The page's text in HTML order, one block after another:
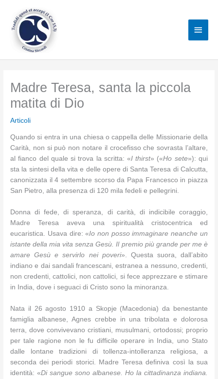
contenuto
Madre Teresa, santa la piccola
matita di Dio
Articoli
Quando si entra in una chiesa o cappella delle Missionarie della
Carità, non si può non notare il crocefisso che sovrasta l’altare,
al fianco del quale si trova la scritta: «I thirst» («Ho sete»): qui
sta la sintesi della vita e delle opere di Santa Teresa di Calcutta,
canonizzata il 4 settembre scorso da Papa Francesco in piazza
San Pietro, alla presenza di 120 mila fedeli e pellegrini.
Donna di fede, di speranza, di carità, di indicibile coraggio,
Madre Teresa aveva una spiritualità cristocentrica ed
eucaristica. Usava dire: «Io non posso immaginare neanche un
istante della mia vita senza Gesù. Il premio più grande per me è
amare Gesù e servirlo nei poveri». Questa suora, dall’abito
indiano e dai sandali francescani, estranea a nessuno, credenti,
non credenti, cattolici, non cattolici, si fece apprezzare e stimare
in India, dove i seguaci di Cristo sono la minoranza.
Nata il 26 agosto 1910 a Skopje (Macedonia) da benestante
famiglia albanese, Agnes crebbe in una tribolata e dolorosa
terra, dove convivevano cristiani, musulmani, ortodossi; proprio
per tale ragione non le fu difficile operare in India, uno Stato
dalle lontane tradizioni di tollenza-intolleranza religiosa, a
seconda dei periodi storici. Madre Teresa definiva così la sua
identità: «Di sangue sono albanese. Ho la cittadinanza indiana.